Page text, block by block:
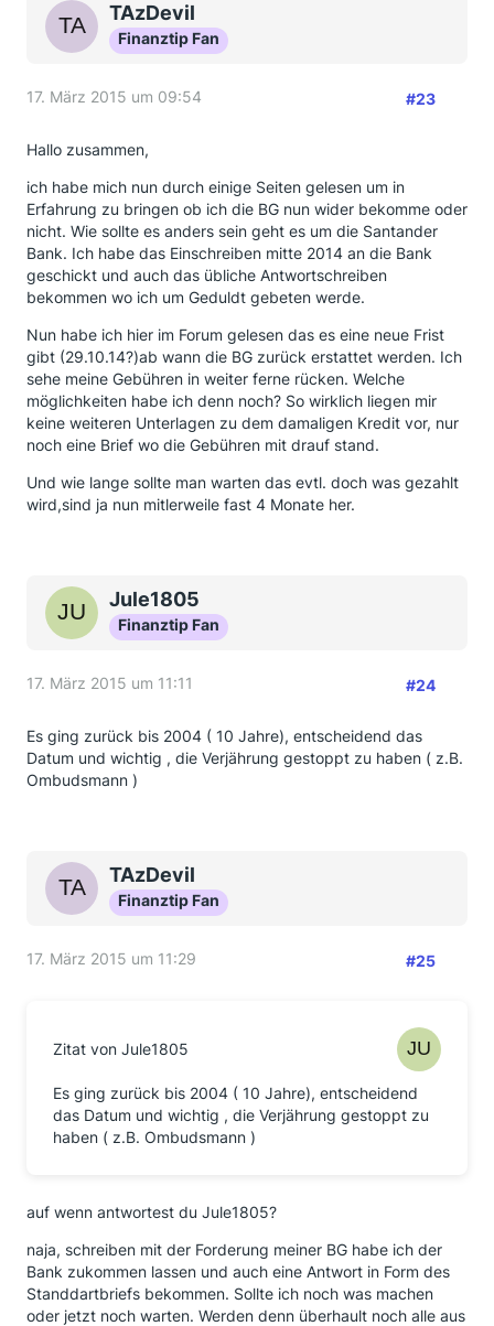
TAzDevil
Finanztip Fan
17. März 2015 um 09:54 #23
Hallo zusammen,
ich habe mich nun durch einige Seiten gelesen um in
Erfahrung zu bringen ob ich die BG nun wider bekomme oder
nicht. Wie sollte es anders sein geht es um die Santander
Bank. Ich habe das Einschreiben mitte 2014 an die Bank
geschickt und auch das übliche Antwortschreiben
bekommen wo ich um Geduldt gebeten werde.
Nun habe ich hier im Forum gelesen das es eine neue Frist
gibt (29.10.14?)ab wann die BG zurück erstattet werden. Ich
sehe meine Gebühren in weiter ferne rücken. Welche
möglichkeiten habe ich denn noch? So wirklich liegen mir
keine weiteren Unterlagen zu dem damaligen Kredit vor, nur
noch eine Brief wo die Gebühren mit drauf stand.
Und wie lange sollte man warten das evtl. doch was gezahlt
wird,sind ja nun mitlerweile fast 4 Monate her.
Jule1805
Finanztip Fan
17. März 2015 um 11:11 #24
Es ging zurück bis 2004 ( 10 Jahre), entscheidend das
Datum und wichtig , die Verjährung gestoppt zu haben ( z.B.
Ombudsmann )
TAzDevil
Finanztip Fan
17. März 2015 um 11:29 #25
Zitat von Jule1805
Es ging zurück bis 2004 ( 10 Jahre), entscheidend
das Datum und wichtig , die Verjährung gestoppt zu
haben ( z.B. Ombudsmann )
auf wenn antwortest du Jule1805?
naja, schreiben mit der Forderung meiner BG habe ich der
Bank zukommen lassen und auch eine Antwort in Form des
Standdartbriefs bekommen. Sollte ich noch was machen
oder jetzt noch warten. Werden denn überhault noch alle aus